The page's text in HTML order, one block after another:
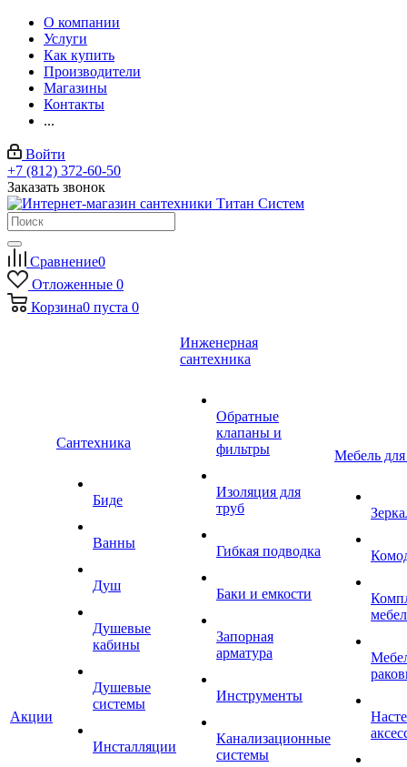
О компании
Услуги
Как купить
Производители
Магазины
Контакты
...
Войти
+7 (812) 372-60-50
Заказать звонок
Сравнение0
Отложенные 0
Корзина0 пуста 0
Акции
Сантехника
Биде
Ванны
Душ
Душевые
кабины
Душевые
системы
Инсталляции
Инженерная
сантехника
Обратные
клапаны и
фильтры
Изоляция для
труб
Гибкая подводка
Баки и емкости
Запорная
арматура
Инструменты
Канализационные
системы
Мебель